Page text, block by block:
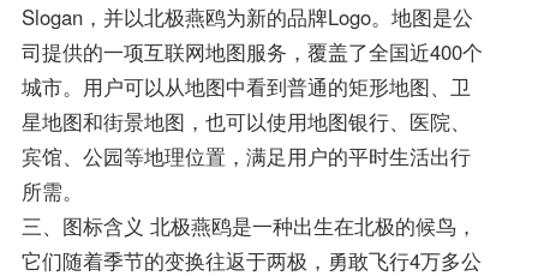
Slogan，并以北极燕鸥为新的品牌Logo。地图是公
司提供的一项互联网地图服务，覆盖了全国近400个
城市。用户可以从地图中看到普通的矩形地图、卫
星地图和街景地图，也可以使用地图银行、医院、
宾馆、公园等地理位置，满足用户的平时生活出行
所需。
三、图标含义 北极燕鸥是一种出生在北极的候鸟，
它们随着季节的变换往返于两极，勇敢飞行4万多公